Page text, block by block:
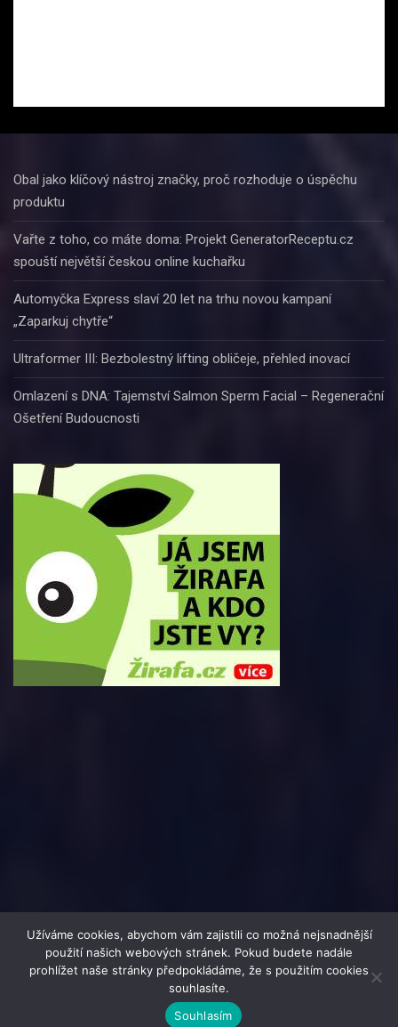
Obal jako klíčový nástroj značky, proč rozhoduje o úspěchu
produktu
Vařte z toho, co máte doma: Projekt GeneratorReceptu.cz
spouští největší českou online kuchařku
Automyčka Express slaví 20 let na trhu novou kampaní
„Zaparkuj chytře“
Ultraformer III: Bezbolestný lifting obličeje, přehled inovací
Omlazení s DNA: Tajemství Salmon Sperm Facial – Regenerační
Ošetření Budoucnosti
© 2016 - 2025 i-Mag.cz | člen skupiny 123jobs Media | Všechna
práva vyhrazena | Theme by
Užíváme cookies, abychom vám zajistili co možná nejsnadnější
použití našich webových stránek. Pokud budete nadále
prohlížet naše stránky předpokládáme, že s použitím cookies
souhlasíte.
Souhlasím